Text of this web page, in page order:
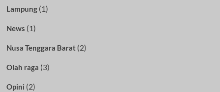
Lampung(1)
News (1)
Nusa Tenggara Barat(2)
Olah raga (3)
Opini (2)